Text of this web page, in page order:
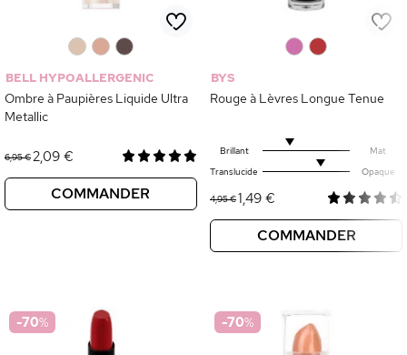
BELL HYPOALLERGENIC
Ombre à Paupières Liquide Ultra
Metallic
6,95 €2,09 €
COMMANDER
BYS
Rouge à Lèvres Longue Tenue
Brillant
Mat
Translucide
Opaque
4,95 €1,49 €
COMMANDER
-70% -70%